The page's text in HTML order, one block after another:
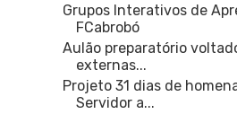
Grupos Interativos de
FCabrobó
Aulão preparatório
externas...
Projeto 31 dias de
Servidor a...